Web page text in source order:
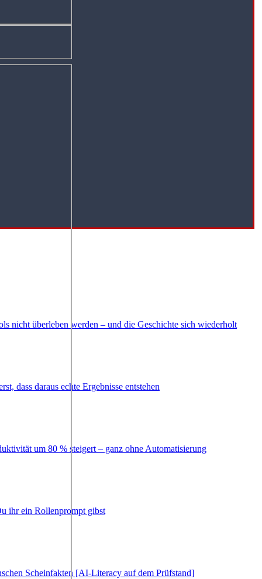
nicht überleben werden – und die Geschichte sich wiederholt
dass daraus echte Ergebnisse entstehen
um 80 % steigert – ganz ohne Automatisierung
ihr ein Rollenprompt gibst
Scheinfakten [AI-Literacy auf dem Prüfstand]